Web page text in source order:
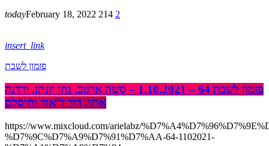
todayFebruary 18, 2022 214 2
insert_link
פזמון לשבת
פזמון לשבת 64 – 1.10.2021 – סשה ארגוב, נתן יונתן, ירדנה
ארזי, דוד ד’אור ותיסלם
https://www.mixcloud.com/arielabz/
%D7%9C%D7%A9%D7%91%D7%AA-64-1102021-